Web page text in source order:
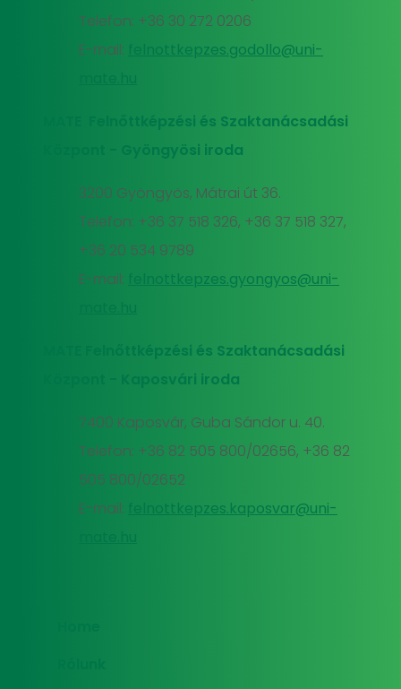
Telefon: +36 30 272 0206
E-mail:
felnottkepzes.godollo@uni-
MATE Felnőttképzési és Szaktanácsadási
Központ - Gyöngyösi iroda
3200 Gyöngyös, Mátrai út 36.
Telefon: +36 37 518 326, +36 37 518 327,
+36 20 534 9789
E-mail:
felnottkepzes.gyongyos@uni-
MATE Felnőttképzési és Szaktanácsadási
Központ - Kaposvári iroda
7400 Kaposvár, Guba Sándor u. 40.
Telefon: +36 82 505 800/02656, +36 82
505 800/02652
E-mail:
felnottkepzes.kaposvar@uni-